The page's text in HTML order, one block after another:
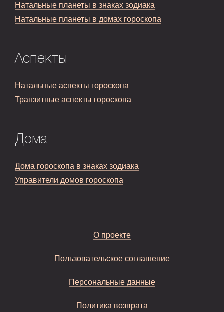
Натальные планеты в знаках зодиака
Натальные планеты в домах гороскопа
Аспекты
Натальные аспекты гороскопа
Транзитные аспекты гороскопа
Дома
Дома гороскопа в знаках зодиака
Управители домов гороскопа
О проекте
Пользовательское соглашение
Персональные данные
Политика возврата